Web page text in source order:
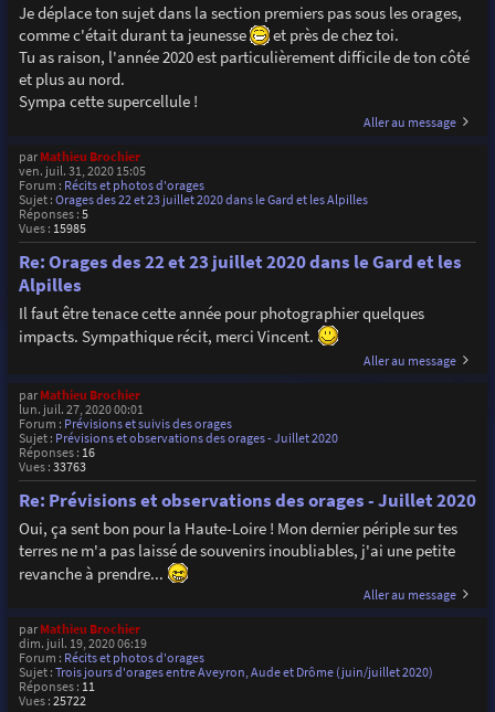
Je déplace ton sujet dans la section premiers pas sous les orages,
comme c'était durant ta jeunesse
et près de chez toi.
Tu as raison, l'année 2020 est particulièrement difficile de ton côté
et plus au nord.
Sympa cette supercellule !
Aller au message
par Mathieu Brochier
ven. juil. 31, 2020 15:05
Forum : Récits et photos d'orages
Sujet : Orages des 22 et 23 juillet 2020 dans le Gard et les Alpilles
Réponses : 5
Vues : 15985
Re: Orages des 22 et 23 juillet 2020 dans le Gard et les
Alpilles
Il faut être tenace cette année pour photographier quelques
impacts. Sympathique récit, merci Vincent.
Aller au message
par Mathieu Brochier
lun. juil. 27, 2020 00:01
Forum : Prévisions et suivis des orages
Sujet : Prévisions et observations des orages - Juillet 2020
Réponses : 16
Vues : 33763
Re: Prévisions et observations des orages - Juillet 2020
Oui, ça sent bon pour la Haute-Loire ! Mon dernier périple sur tes
terres ne m'a pas laissé de souvenirs inoubliables, j'ai une petite
revanche à prendre...
Aller au message
par Mathieu Brochier
dim. juil. 19, 2020 06:19
Forum : Récits et photos d'orages
Sujet : Trois jours d'orages entre Aveyron, Aude et Drôme (juin/juillet 2020)
Réponses : 11
Vues : 25722